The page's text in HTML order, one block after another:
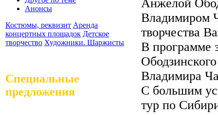
Анонсы
Костюмы, реквизит Аренда
концертных площадок Детское
творчество Художники. Шаржисты
Специальные
предложения
Анжелой
Владимиром
творчества
В программе
Владимира
С большим
тур по